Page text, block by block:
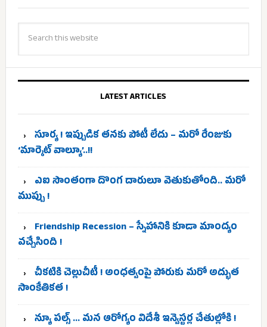
LATEST ARTICLES
సూర్య ! ఇప్పుడిక తనకు పోటీ లేదు – మరో రేంజుకు
‘మార్కెట్ వాల్యూ’..!!
ఎఐ సొంతంగా దొంగ దారులూ వెతుకుతోంది.. మరో
ముప్పు !
Friendship Recession – స్నేహానికి కూడా మాంద్యం
వచ్చేసింది !
చీకటికి చెల్లుచీటీ ! అంధత్వంపై పోరుకు మరో అద్భుత
సాంకేతికత !
న్యూ పల్స్ … మన ఆరోగ్యం విదేశీ ఇన్వెస్టర్ల చేతుల్లోకి !